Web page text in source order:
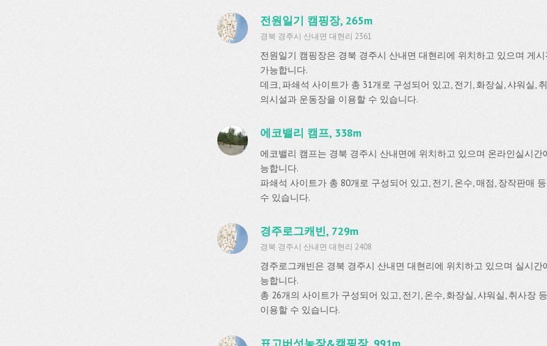
전원일기 캠핑장, 265m
경북 경주시 산내면 대현리 2361
전원일기 캠핑장은 경북 경주시 산내면 대현리에 위치하고 있으며 게
가능합니다.
데크, 파쇄석 사이트가 총 31개로 구성되어 있고, 전기, 화장실, 샤워실,
의시설과 운동장을 이용할 수 있습니다.
에코밸리 캠프, 338m
에코밸리 캠프는 경북 경주시 산내면에 위치하고 있으며 온라인실시간
능합니다.
파쇄석 사이트가 총 80개로 구성되어 있고, 전기, 온수, 매점, 장작판매
수 있습니다.
경주로그캐빈, 729m
경북 경주시 산내면 대현리 2408
경주로그캐빈은 경북 경주시 산내면 대현리에 위치하고 있으며 실시
능합니다.
총 26개의 사이트가 구성되어 있고, 전기, 온수, 화장실, 샤워실, 취사장
이용할 수 있습니다.